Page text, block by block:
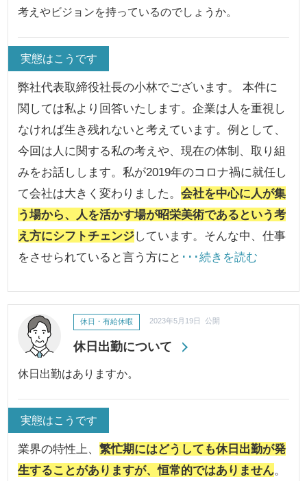
考えやビジョンを持っているのでしょうか。
実態はこうです
弊社代表取締役社長の小林でございます。 本件に
関しては私より回答いたします。企業は人を重視し
なければ生き残れないと考えています。例として、
今回は人に関する私の考えや、現在の体制、取り組
みをお話しします。私が2019年のコロナ禍に就任し
て会社は大きく変わりました。会社を中心に人が集
う場から、人を活かす場が昭栄美術であるという考
え方にシフトチェンジしています。そんな中、仕事
をさせられていると言う方にと ･･･続きを読む
休日出勤について
休日・有給休暇 2023年5月19日 公開
休日出勤はありますか。
実態はこうです
業界の特性上、繁忙期にはどうしても休日出勤が発
生することがありますが、恒常的ではありません。